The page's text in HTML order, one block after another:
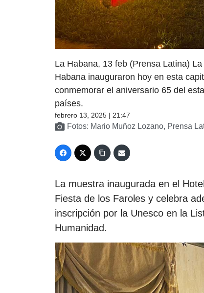
La Habana, 13 feb (Prensa Latina)
Habana inauguraron hoy en esta
conmemorar el aniversario 65 del
países.
febrero 13, 2025 | 21:47
Fotos: Mario Muñoz Lozano, Prensa
La muestra inaugurada en el
Fiesta de los Faroles y celebra
inscripción por la Unesco en la
Humanidad.